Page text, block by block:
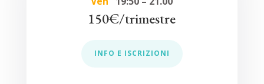
150€/trimestre
INFO E ISCRIZIONI